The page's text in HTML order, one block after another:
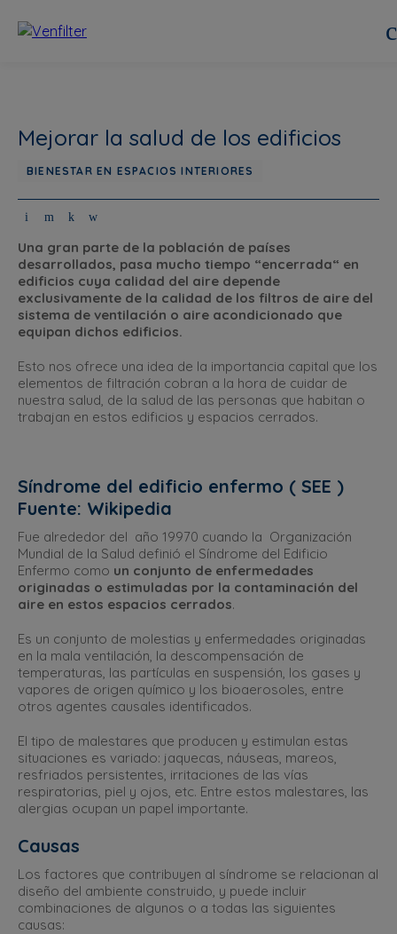
Mejorar la salud de los edificios
BIENESTAR EN ESPACIOS INTERIORES
Una gran parte de la población de países
desarrollados, pasa mucho tiempo “encerrada“ en
edificios cuya calidad del aire depende
exclusivamente de la calidad de los filtros de aire del
sistema de ventilación o aire acondicionado que
equipan dichos edificios.
Esto nos ofrece una idea de la importancia capital que los
elementos de filtración cobran a la hora de cuidar de
nuestra salud, de la salud de las personas que habitan o
trabajan en estos edificios y espacios cerrados.
Síndrome del edificio enfermo ( SEE )
Fuente: Wikipedia
Fue alrededor del año 19970 cuando la Organización
Mundial de la Salud definió el Síndrome del Edificio
Enfermo como un conjunto de enfermedades
originadas o estimuladas por la contaminación del
aire en estos espacios cerrados.
Es un conjunto de molestias y enfermedades originadas
en la mala ventilación, la descompensación de
temperaturas, las partículas en suspensión, los gases y
vapores de origen químico y los bioaerosoles, entre
otros agentes causales identificados.
El tipo de malestares que producen y estimulan estas
situaciones es variado: jaquecas, náuseas, mareos,
resfriados persistentes, irritaciones de las vías
respiratorias, piel y ojos, etc. Entre estos malestares, las
alergias ocupan un papel importante.
Causas
Los factores que contribuyen al síndrome se relacionan al
diseño del ambiente construido, y puede incluir
combinaciones de algunos o a todas las siguientes
causas: